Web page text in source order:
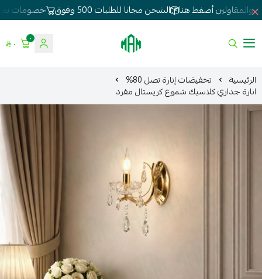
الشحن مجانا للطلبات 500 وفوق خصومات تصل 80% لطلبات
الموسى للإنارة
٠ ٠
الرئيسية تخفيضات إنارة تصل 80%
انارة جداري كلاسيك شموع كريستال مفرد